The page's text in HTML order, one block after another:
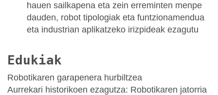
hauen sailkapena eta zein erreminten menpe
dauden, robot tipologiak eta funtzionamendua
eta industrian aplikatzeko irizpideak ezagutu
Edukiak
Robotikaren garapenera hurbiltzea
Aurrekari historikoen ezagutza: Robotikaren jatorria